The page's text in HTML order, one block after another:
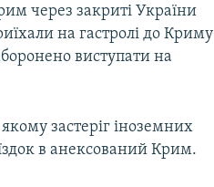
через закриті України
на гастролі до Криму
виступати на
застеріг іноземних
в анексований Крим.